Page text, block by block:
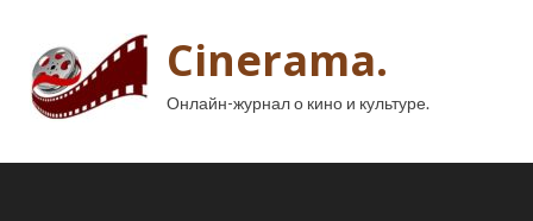
Cinerama.
Онлайн-журнал о кино и культуре.